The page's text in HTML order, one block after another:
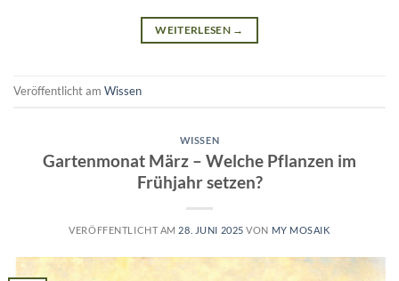
WEITERLESEN →
Veröffentlicht am Wissen
WISSEN
Gartenmonat März – Welche Pflanzen im
Frühjahr setzen?
VERÖFFENTLICHT AM 28. JUNI 2025 VON MY MOSAIK